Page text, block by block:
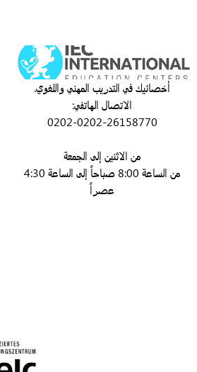
أخصائيك في التدريب المهني واللغوي.
الاتصال الهاتفي:
0202-0202-26158770
من الاثنين إلى الجمعة
من الساعة 8:00 صباحاً إلى الساعة 4:30
عصراً